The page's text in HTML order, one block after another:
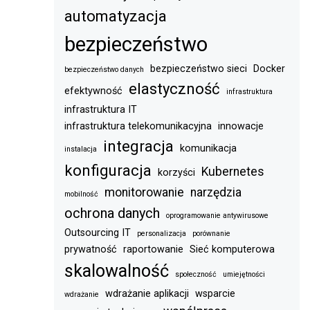
automatyzacja
bezpieczeństwo
bezpieczeństwo danych bezpieczeństwo sieci
Docker
efektywność
elastyczność infrastruktura
infrastruktura IT
infrastruktura telekomunikacyjna innowacje
instalacja integracja komunikacja
konfiguracja korzyści Kubernetes
mobilność monitorowanie narzędzia
ochrona danych oprogramowanie antywirusowe
Outsourcing IT personalizacja porównanie
prywatność raportowanie Sieć komputerowa
skalowalność społeczność umiejętności
wdrażanie wdrażanie aplikacji wsparcie